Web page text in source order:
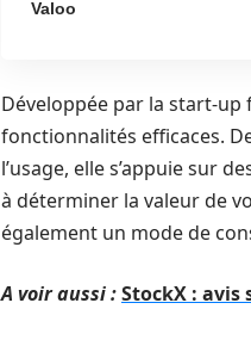
Valoo
Développée par la start-up
fonctionnalités efficaces.
l’usage, elle s’appuie sur
à déterminer la valeur de
également un mode de
A voir aussi :StockX : avis